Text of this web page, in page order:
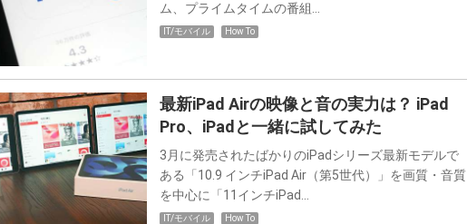
ム、プライムタイムの番組…
IT/モバイル How To
最新iPad Airの映像と音の実力は？ iPad
Pro、iPadと一緒に試してみた
3月に発売されたばかりのiPadシリーズ最新モデルで
ある「10.9 インチiPad Air（第5世代）」を画質・音質
を中心に「11インチiPad…
IT/モバイル How To